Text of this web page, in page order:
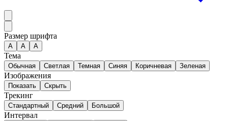
Размер шрифта
А A A
Тема
Обычная Светлая Темная Синяя Коричневая Зеленая
Изображения
Показать Скрыть
Трекинг
Стандартный Средний Большой
Интервал